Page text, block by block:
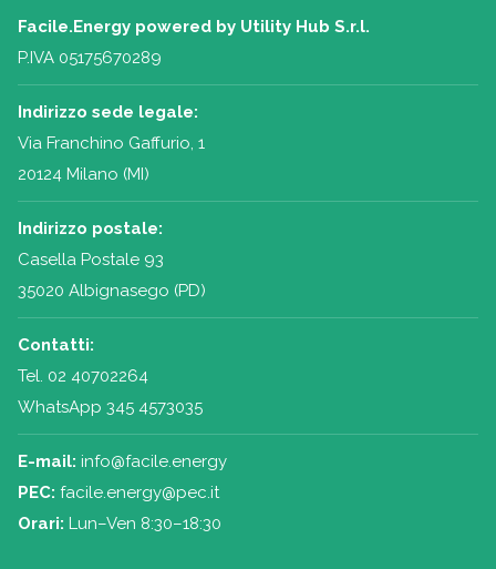
Facile.Energy powered by Utility Hub S.r.l.
P.IVA 05175670289
Indirizzo sede legale:
Via Franchino Gaffurio, 1
20124 Milano (MI)
Indirizzo postale:
Casella Postale 93
35020 Albignasego (PD)
Contatti:
Tel. 02 40702264
WhatsApp 345 4573035
E-mail: info@facile.energy
PEC: facile.energy@pec.it
Orari: Lun–Ven 8:30–18:30